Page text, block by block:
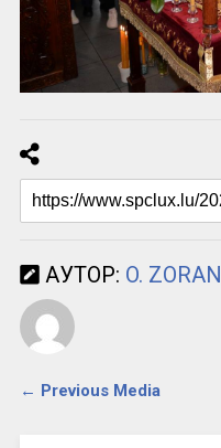
АУТОР: O. ZORAN
← Previous Media